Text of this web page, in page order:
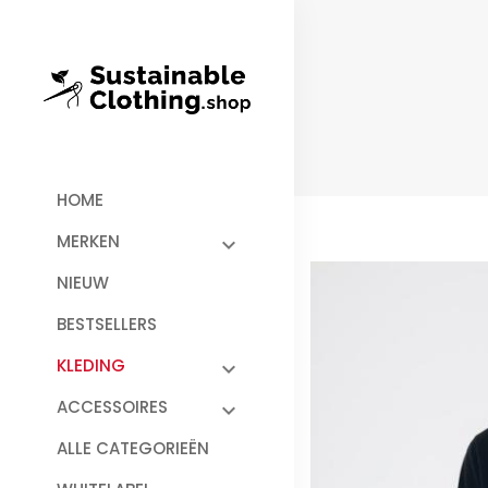
HOME
MERKEN
NIEUW
BESTSELLERS
KLEDING
ACCESSOIRES
ALLE CATEGORIEËN